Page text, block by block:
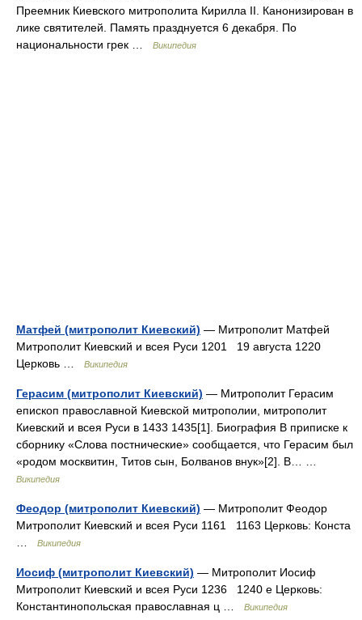
Преемник Киевского митрополита Кирилла II. Канонизирован в
лике святителей. Память празднуется 6 декабря. По
национальности грек …
Википедия
Матфей (митрополит Киевский) — Митрополит Матфей
Митрополит Киевский и всея Руси 1201 19 августа 1220
Церковь …
Википедия
Герасим (митрополит Киевский) — Митрополит Герасим
епископ православной Киевской митрополии, митрополит
Киевский и всея Руси в 1433 1435[1]. Биография В приписке к
сборнику «Слова постнические» сообщается, что Герасим был
«родом москвитин, Титов сын, Болванов внук»[2]. В… …
Википедия
Феодор (митрополит Киевский) — Митрополит Феодор
Митрополит Киевский и всея Руси 1161 1163 Церковь: Конста
Википедия
Иосиф (митрополит Киевский) — Митрополит Иосиф
Митрополит Киевский и всея Руси 1236 1240 е Церковь:
Константинопольская православная ц …
Википедия